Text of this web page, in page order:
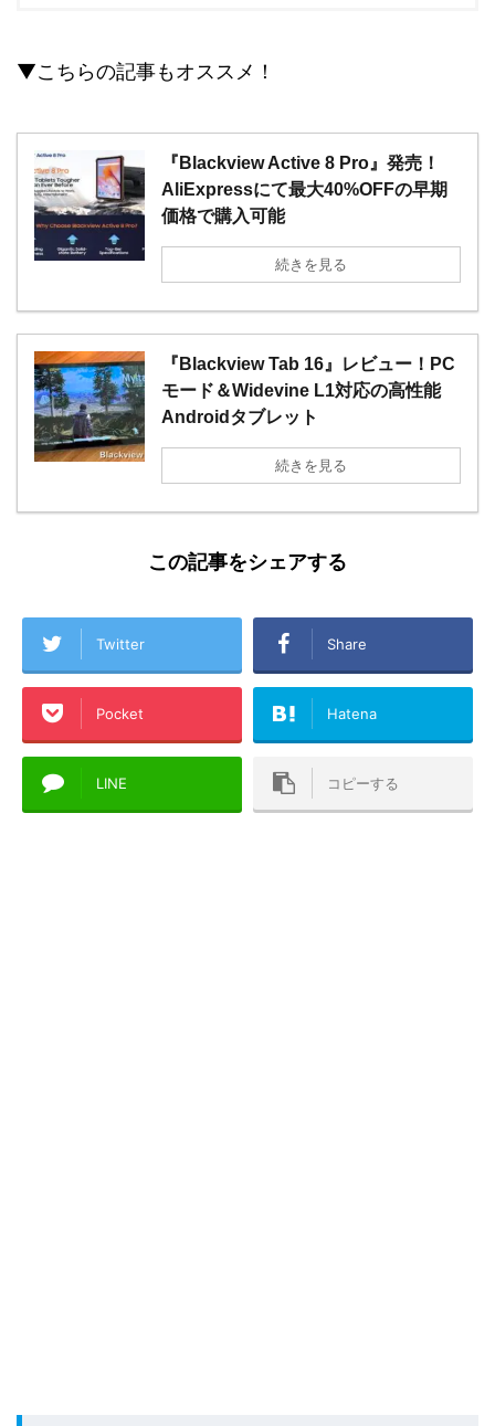
▼こちらの記事もオススメ！
『Blackview Active 8 Pro』発売！
AliExpressにて最大40%OFFの早期
価格で購入可能
続きを見る
『Blackview Tab 16』レビュー！PC
モード＆Widevine L1対応の高性能
Androidタブレット
続きを見る
この記事をシェアする
Twitter Share
Pocket Hatena
LINE コピーする